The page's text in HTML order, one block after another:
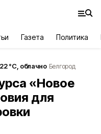
Газета Политика
22°С, облачно Белгород
«Новое
для